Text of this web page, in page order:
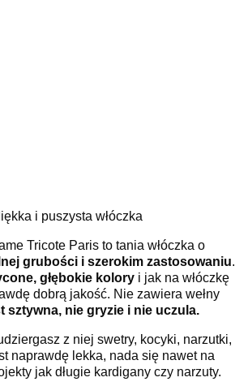
i puszysta włóczka
Tricote Paris to tania włóczka o
grubości i szerokim zastosowaniu.
głębokie koloryi jak na włóczkę
dobrą jakość. Nie zawiera wełny
sztywna, nie gryzie i nie uczula.
z niej swetry, kocyki, narzutki,
naprawdę lekka, nada się nawet na
jak długie kardigany czy narzuty.